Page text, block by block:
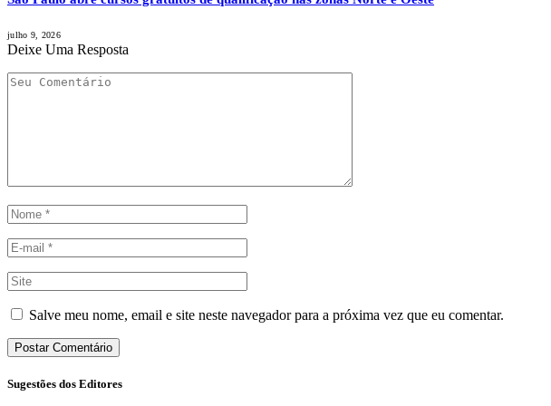
julho 9, 2026
Deixe Uma Resposta
Salve meu nome, email e site neste navegador para a próxima vez que eu comentar.
Sugestões dos Editores